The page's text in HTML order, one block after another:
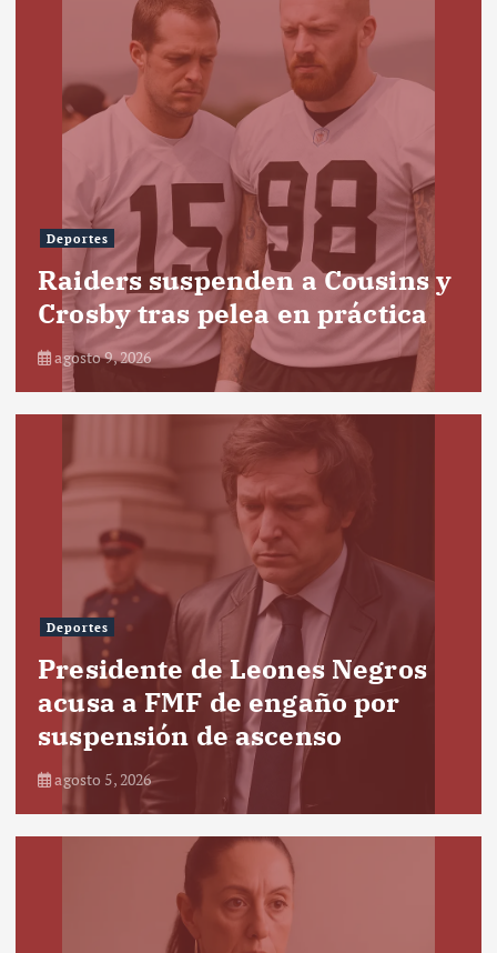
Deportes
Raiders suspenden a Cousins y
Crosby tras pelea en práctica
agosto 9, 2026
Deportes
Presidente de Leones Negros
acusa a FMF de engaño por
suspensión de ascenso
agosto 5, 2026